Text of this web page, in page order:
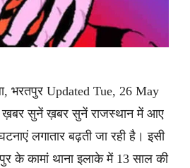
भरतपुर Updated Tue, 26 May
ख़बर सुनें ख़बर सुनें राजस्थान में आए
लगातार बढ़ती जा रही है। इसी
के कामां थाना इलाके में 13 साल की